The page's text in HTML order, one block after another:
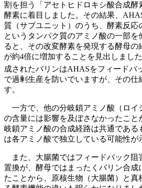
割を担う「アセトヒドロキシ酸合成酵
酵素に着目しました。その結果、
質（サブユニット）のうち、酵素反応
というタンパク質のアミノ酸の一部を
ると、その改変酵素を発現する酵母
が約4倍に増加することを見出しまし
成されたバリンはAHASをフィードバ
で過剰生産を防いでいますが、その仕
す。
一方で、他の分岐鎖アミノ酸（ロイ
の含量には影響を及ぼさなかったこと
岐鎖アミノ酸の合成経路は共通である
は各アミノ酸で独立している可能性が
また、大腸菌ではフィードバック阻
置換が、酵母ではまったくバリン合成
たことから、原核生物（大腸菌）と真